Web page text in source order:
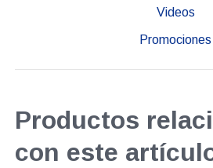
Videos
Promociones
Productos
con este